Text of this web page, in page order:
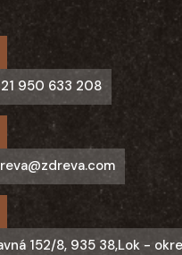
950 633 208
152/8, 935 38,Lok -